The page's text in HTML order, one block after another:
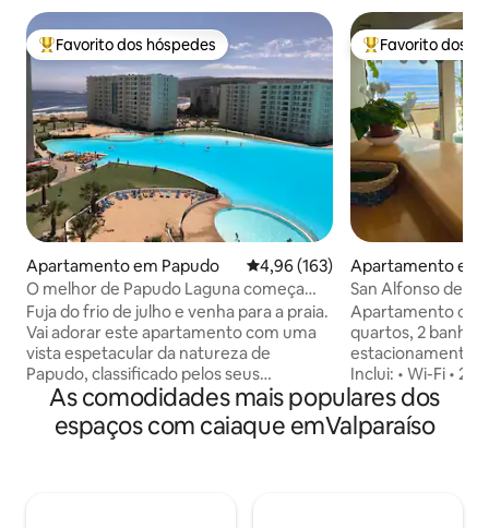
Favoritos dos hóspedes mais apreciados
Favorito dos hóspedes
Apartamento em Papudo Classificação média de 4,96 em
4,96 (163)
O melhor de Papudo Laguna começa
aqui...
Fuja do frio de julho e venha para a praia.
Vai adorar este apartamento com uma
vista espetacular da natureza de
Papudo, classificado pelos seus
hóspedes com 5 estrelas, totalmente
equipado, com 2 quartos e 2 casas de
banho, e uma localização exclusiva no 8.º
Favoritos dos
Favorito dos
Apartamento em
San Alfonso del
caiaques/Wi-Fi
Apartamento
quartos, 2 banheiros, 2
estacionamento
Inclui: • Wi-Fi • 2 caiaques • 2 pranchas de
bodyboard • Churrasqueira Máximo de 6
pessoas. O local possui quadras, jogos,
restaurantes e
As comodidades mais populares dos
espaços com caiaque emValparaíso